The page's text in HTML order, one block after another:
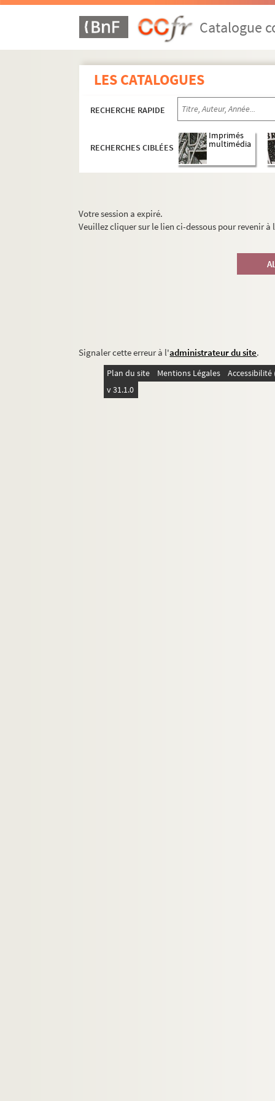
Catalogue
LES CATALOGUES
RECHERCHE RAPIDE
RECHERCHES CIBLÉES
Imprimés
multimédia
Votre session a expiré.
Veuillez cliquer sur le lien ci-dessous pour revenir
Signaler cette erreur à l'administrateur du site.
Plan du site Mentions Légales
v 31.1.0